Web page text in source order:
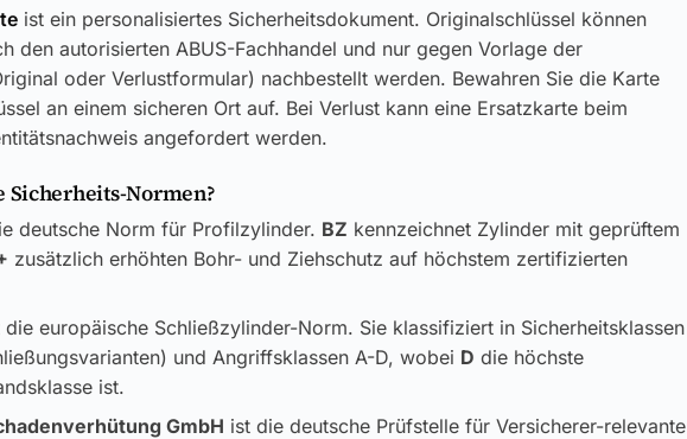
ist ein personalisiertes Sicherheitsdokument. Originalschlüssel können
den autorisierten ABUS-Fachhandel und nur gegen Vorlage der
oder Verlustformular) nachbestellt werden. Bewahren Sie die Karte
an einem sicheren Ort auf. Bei Verlust kann eine Ersatzkarte beim
angefordert werden.
Sicherheits-Normen?
deutsche Norm für Profilzylinder. BZ kennzeichnet Zylinder mit geprüftem
zusätzlich erhöhten Bohr- und Ziehschutz auf höchstem zertifizierten
europäische Schließzylinder-Norm. Sie klassifiziert in Sicherheitsklassen
und Angriffsklassen A-D, wobei D die höchste
ist.
GmbH ist die deutsche Prüfstelle für Versicherer-relevante